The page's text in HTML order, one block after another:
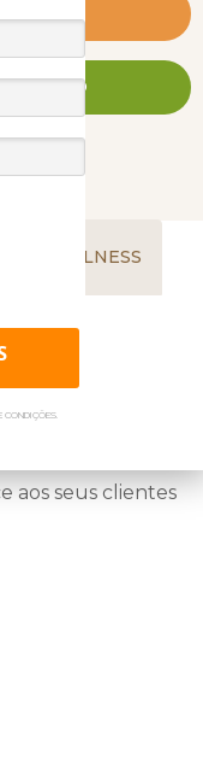
seu grupo
Entre em
MESMO
WELLNESS
aos seus clientes
CONDIÇÕES.